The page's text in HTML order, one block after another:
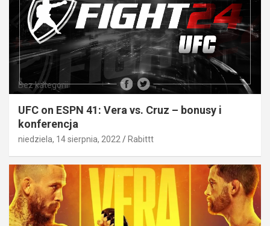
Bez kategorii
UFC on ESPN 41: Vera vs. Cruz – bonusy i
konferencja
niedziela, 14 sierpnia, 2022 Rabittt